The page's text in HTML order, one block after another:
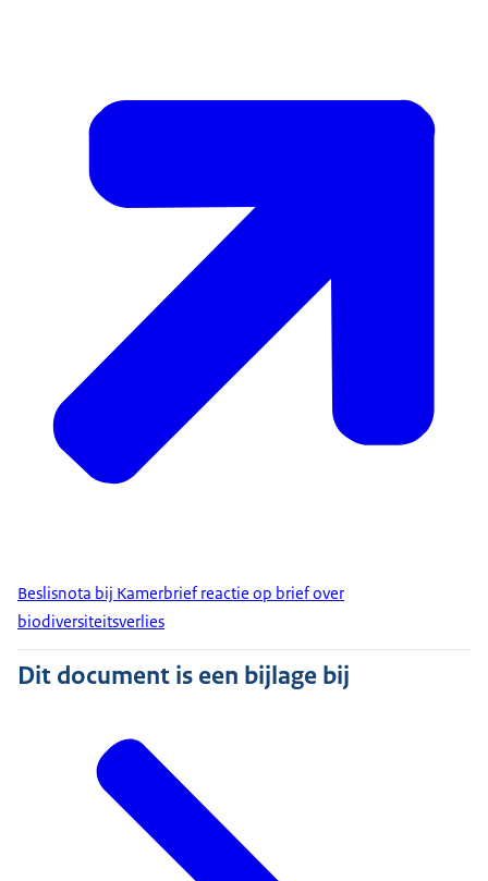
Beslisnota bij Kamerbrief reactie op brief over
biodiversiteitsverlies
Dit document is een bijlage bij